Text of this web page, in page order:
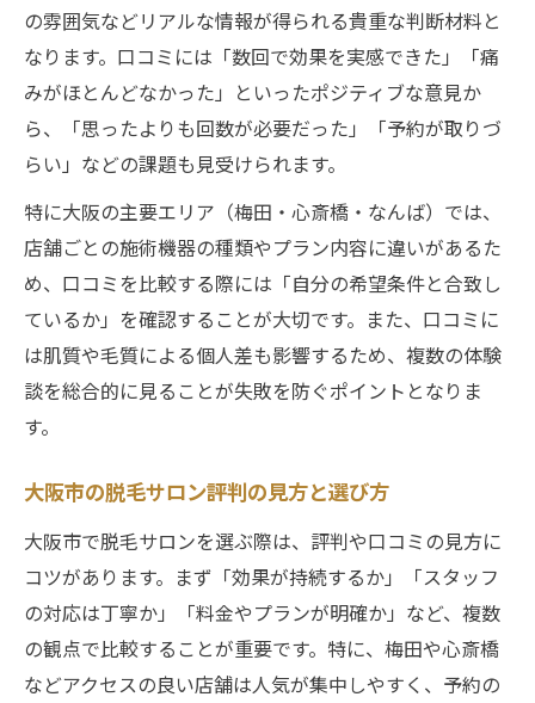
の雰囲気などリアルな情報が得られる貴重な判断材料と
なります。口コミには「数回で効果を実感できた」「痛
みがほとんどなかった」といったポジティブな意見か
ら、「思ったよりも回数が必要だった」「予約が取りづ
らい」などの課題も見受けられます。
特に大阪の主要エリア（梅田・心斎橋・なんば）では、
店舗ごとの施術機器の種類やプラン内容に違いがあるた
め、口コミを比較する際には「自分の希望条件と合致し
ているか」を確認することが大切です。また、口コミに
は肌質や毛質による個人差も影響するため、複数の体験
談を総合的に見ることが失敗を防ぐポイントとなりま
す。
大阪市の脱毛サロン評判の見方と選び方
大阪市で脱毛サロンを選ぶ際は、評判や口コミの見方に
コツがあります。まず「効果が持続するか」「スタッフ
の対応は丁寧か」「料金やプランが明確か」など、複数
の観点で比較することが重要です。特に、梅田や心斎橋
などアクセスの良い店舗は人気が集中しやすく、予約の